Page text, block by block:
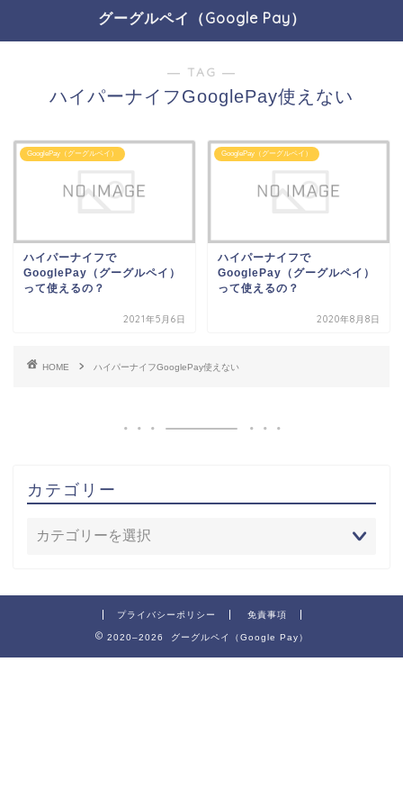
グーグルペイ（Google Pay）
― TAG ―
ハイパーナイフGooglePay使えない
GooglePay（グーグルペイ）
ハイパーナイフで
GooglePay（グーグルペイ）
って使えるの？
2021年5月6日
GooglePay（グーグルペイ）
ハイパーナイフで
GooglePay（グーグルペイ）
って使えるの？
2020年8月8日
HOME ハイパーナイフGooglePay使えない
カテゴリー
プライバシーポリシー 免責事項
2020–2026 グーグルペイ（Google Pay）